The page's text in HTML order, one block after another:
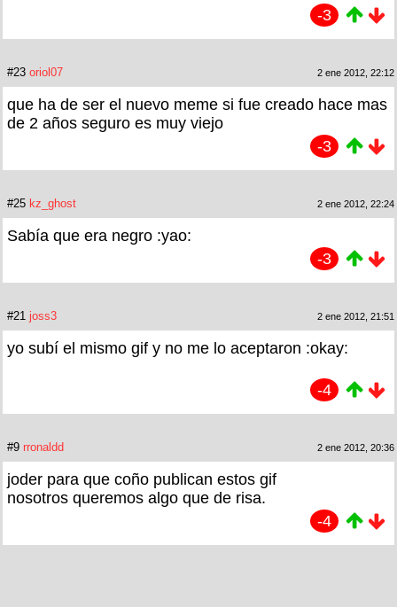
-3
#23 oriol07 2 ene 2012, 22:12
que ha de ser el nuevo meme si fue creado hace mas
de 2 años seguro es muy viejo
-3
#25 kz_ghost 2 ene 2012, 22:24
Sabía que era negro :yao:
-3
#21 joss3 2 ene 2012, 21:51
yo subí el mismo gif y no me lo aceptaron :okay:
-4
#9 rronaldd 2 ene 2012, 20:36
joder para que coño publican estos gif
nosotros queremos algo que de risa.
-4